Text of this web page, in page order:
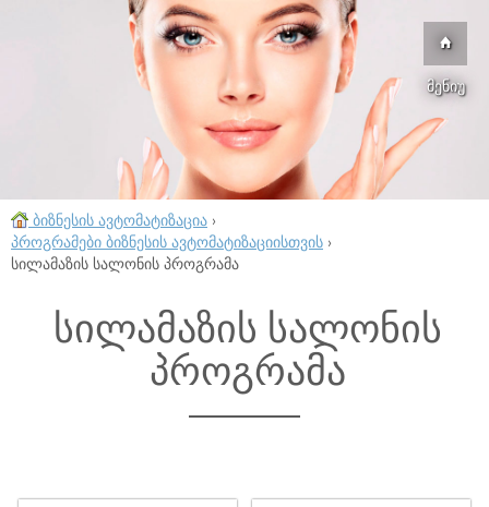
მენიუ
ბიზნესის ავტომატიზაცია ›
პროგრამები ბიზნესის ავტომატიზაციისთვის ›
სილამაზის სალონის პროგრამა
სილამაზის სალონის
პროგრამა